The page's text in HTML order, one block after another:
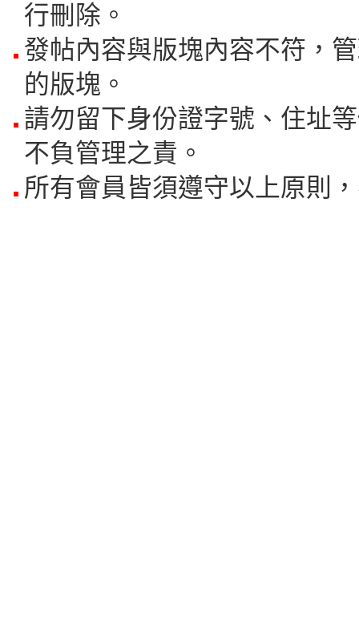
行刪除。
發帖內容與版塊內容不符，
的版塊。
請勿留下身份證字號、住址
不負管理之責。
所有會員皆須遵守以上原則